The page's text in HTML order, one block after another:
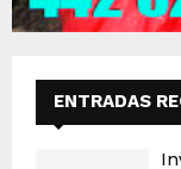
ENTRADAS